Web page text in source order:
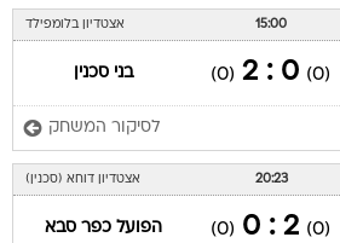
15:00 אצטדיון בלומפילד
(0)
0 : 2
(0) בני סכנין
לסיקור המשחק
20:23 אצטדיון דוחא (סכנין)
(0)
2 : 0
(0) הפועל כפר סבא